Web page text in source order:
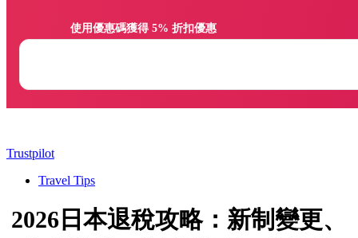
Trustpilot
Travel Tips
2026日本退稅攻略：新制變更、